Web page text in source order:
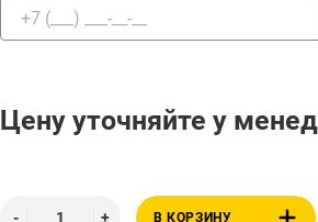
Цену уточняйте у
В КОРЗИНУ